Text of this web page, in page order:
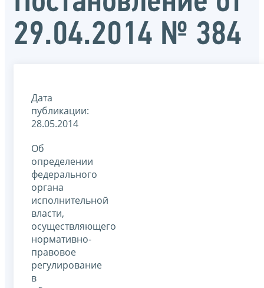
29.04.2014 № 384
Дата
публикации:
28.05.2014
Об
определении
федерального
органа
исполнительной
власти,
осуществляющего
нормативно-
правовое
регулирование
в